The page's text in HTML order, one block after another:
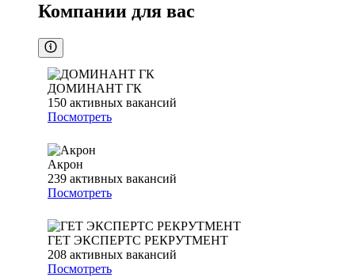
Компании для вас
ДОМИНАНТ ГК
150 активных вакансий
Посмотреть
Акрон
239 активных вакансий
Посмотреть
ГЕТ ЭКСПЕРТС РЕКРУТМЕНТ
208 активных вакансий
Посмотреть